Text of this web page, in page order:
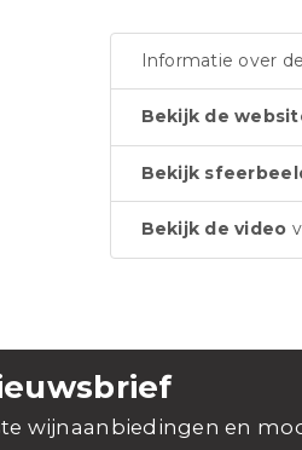
Informatie over
Bekijk de
Bekijk
Bekijk de video
wijnaanbiedingen en